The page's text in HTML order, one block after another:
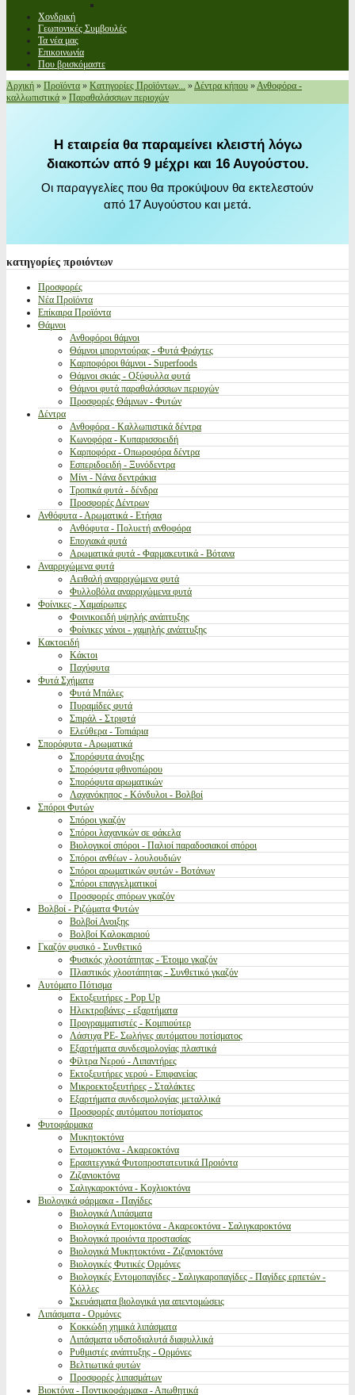
Χονδρική
Γεωπονικές Συμβουλές
Τα νέα μας
Επικοινωνία
Που βρισκόμαστε
Αρχική » Προϊόντα » Κατηγορίες Προϊόντων... »Δέντρα κήπου »Ανθοφόρα -
καλλωπιστικά » Παραθαλάσσιων περιοχών
Η εταιρεία θα παραμείνει κλειστή λόγω
διακοπών από 9 μέχρι και 16 Αυγούστου.
Οι παραγγελίες που θα προκύψουν θα εκτελεστούν
από 17 Αυγούστου και μετά.
κατηγορίες προιόντων
Προσφορές
Νέα Προϊόντα
Επίκαιρα Προϊόντα
Θάμνοι
Ανθοφόροι θάμνοι
Θάμνοι μπορντούρας - Φυτά Φράχτες
Καρποφόροι θάμνοι - Superfoods
Θάμνοι σκιάς - Οξύφυλλα φυτά
Θάμνοι φυτά παραθαλάσσιων περιοχών
Προσφορές Θάμνων - Φυτών
Δέντρα
Ανθοφόρα - Καλλωπιστικά δέντρα
Κωνοφόρα - Κυπαρισσοειδή
Καρποφόρα - Οπωροφόρα δέντρα
Εσπεριδοειδή - Ξυνόδεντρα
Μίνι - Νάνα δεντράκια
Τροπικά φυτά - δένδρα
Προσφορές Δέντρων
Ανθόφυτα - Αρωματικά - Ετήσια
Ανθόφυτα - Πολυετή ανθοφόρα
Εποχιακά φυτά
Αρωματικά φυτά - Φαρμακευτικά - Βότανα
Αναρριχώμενα φυτά
Αειθαλή αναρριχώμενα φυτά
Φυλλοβόλα αναρριχώμενα φυτά
Φοίνικες - Χαμαίρωπες
Φοινικοειδή υψηλής ανάπτυξης
Φοίνικες νάνοι - χαμηλής ανάπτυξης
Κακτοειδή
Κάκτοι
Παχύφυτα
Φυτά Σχήματα
Φυτά Μπάλες
Πυραμίδες φυτά
Σπιράλ - Στριφτά
Ελεύθερα - Τοπιάρια
Σπορόφυτα - Αρωματικά
Σπορόφυτα άνοιξης
Σπορόφυτα φθινοπώρου
Σπορόφυτα αρωματικών
Λαχανόκηπος - Κόνδυλοι - Βολβοί
Σπόροι Φυτών
Σπόροι γκαζόν
Σπόροι λαχανικών σε φάκελα
Βιολογικοί σπόροι - Παλιοί παραδοσιακοί σπόροι
Σπόροι ανθέων - λουλουδιών
Σπόροι αρωματικών φυτών - Βοτάνων
Σπόροι επαγγελματικοί
Προσφορές σπόρων γκαζόν
Βολβοί - Ριζώματα Φυτών
Βολβοί Ανοιξης
Βολβοί Καλοκαιριού
Γκαζόν φυσικό - Συνθετικό
Φυσικός χλοοτάπητας - Έτοιμο γκαζόν
Πλαστικός χλοοτάπητας - Συνθετικό γκαζόν
Αυτόματο Πότισμα
Εκτοξευτήρες - Pop Up
Ηλεκτροβάνες - εξαρτήματα
Προγραμματιστές - Κομπιούτερ
Λάστιχα PE- Σωλήνες αυτόματου ποτίσματος
Εξαρτήματα συνδεσμολογίας πλαστικά
Φίλτρα Νερού - Λιπαντήρες
Εκτοξευτήρες νερού - Επιφανείας
Μικροεκτοξευτήρες - Σταλάκτες
Εξαρτήματα συνδεσμολογίας μεταλλικά
Προσφορές αυτόματου ποτίσματος
Φυτοφάρμακα
Μυκητοκτόνα
Εντομοκτόνα - Ακαρεοκτόνα
Ερασιτεχνικά Φυτοπροστατευτικά Προιόντα
Ζιζανιοκτόνα
Σαλιγκαροκτόνα - Κοχλιοκτόνα
Βιολογικά φάρμακα - Παγίδες
Βιολογικά Λιπάσματα
Βιολογικά Εντομοκτόνα - Ακαρεοκτόνα - Σαλιγκαροκτόνα
Βιολογικά προιόντα προστασίας
Βιολογικά Μυκητοκτόνα - Ζιζανιοκτόνα
Βιολογικές Φυτικές Ορμόνες
Βιολογικές Εντομοπαγίδες - Σαλιγκαροπαγίδες - Παγίδες ερπετών -
Κόλλες
Σκευάσματα βιολογικά για απεντομώσεις
Λιπάσματα - Ορμόνες
Κοκκώδη χημικά λιπάσματα
Λιπάσματα υδατοδιαλυτά διαφυλλικά
Ρυθμιστές ανάπτυξης - Ορμόνες
Βελτιωτικά φυτών
Προσφορές λιπασμάτων
Βιοκτόνα - Ποντικοφάρμακα - Απωθητικά